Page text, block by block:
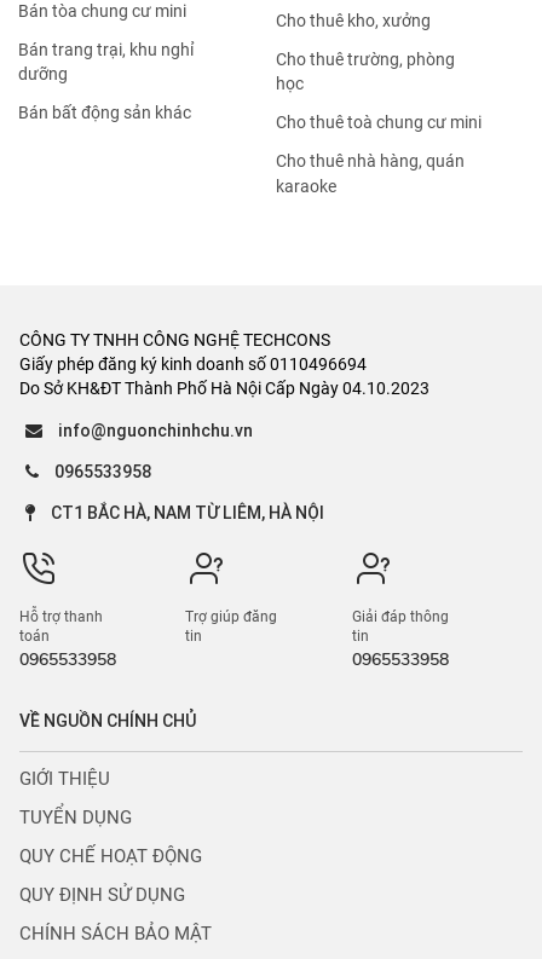
Bán tòa chung cư mini
Bán trang trại, khu nghỉ
dưỡng
Bán bất động sản khác
Cho thuê kho, xưởng
Cho thuê trường, phòng
học
Cho thuê toà chung cư mini
Cho thuê nhà hàng, quán
karaoke
CÔNG TY TNHH CÔNG NGHỆ TECHCONS
Giấy phép đăng ký kinh doanh số 0110496694
Do Sở KH&ĐT Thành Phố Hà Nội Cấp Ngày 04.10.2023
info@nguonchinhchu.vn
0965533958
CT1 BẮC HÀ, NAM TỪ LIÊM, HÀ NỘI
Hỗ trợ thanh
toán
0965533958
Trợ giúp đăng
tin
Giải đáp thông
tin
0965533958
VỀ NGUỒN CHÍNH CHỦ
GIỚI THIỆU
TUYỂN DỤNG
QUY CHẾ HOẠT ĐỘNG
QUY ĐỊNH SỬ DỤNG
CHÍNH SÁCH BẢO MẬT